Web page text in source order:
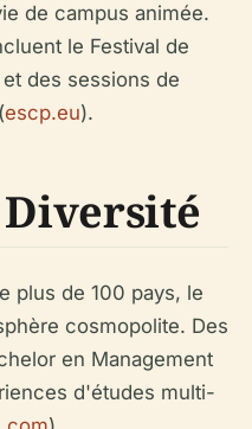
de campus animée.
le Festival de
des sessions de
escp.eu).
plus de 100 pays, le
cosmopolite. Des
en Management
d'études multi-